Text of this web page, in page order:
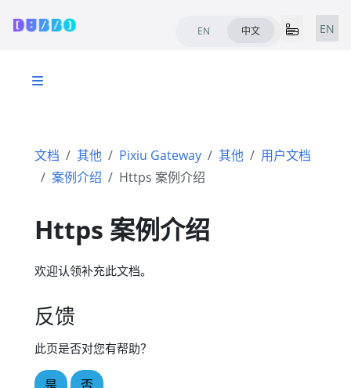
EN 中文 EN
文档 其他 Pixiu Gateway 其他
用户文档
案例介绍
Https 案例介绍
Https 案例介绍
欢迎认领补充此文档。
反馈
此页是否对您有帮助？